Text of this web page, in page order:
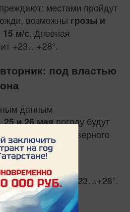
местами пройдут
возможны грозы и
15 м/с. Дневная
+23…+28°.
под властью
данным
25 и 26 маяпогоду будут
разделы северного
и грозы.
днем +23…+28°.
ощутимое